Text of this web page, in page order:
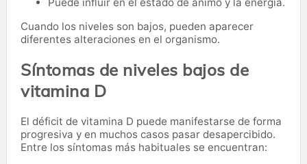
Cuando los niveles son bajos, pueden aparecer
diferentes alteraciones en el organismo.
Síntomas de niveles bajos de
vitamina D
El déficit de vitamina D puede manifestarse de forma
progresiva y en muchos casos pasar desapercibido.
Entre los síntomas más habituales se encuentran: